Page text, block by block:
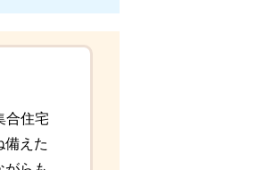
合住宅
備えた